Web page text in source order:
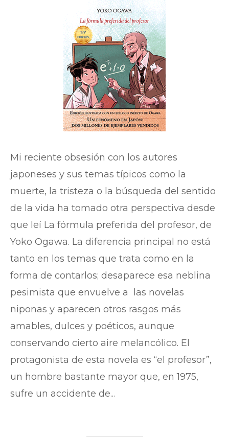
Mi reciente obsesión con los autores
japoneses y sus temas típicos como la
muerte, la tristeza o la búsqueda del sentido
de la vida ha tomado otra perspectiva desde
que leí La fórmula preferida del profesor, de
Yoko Ogawa. La diferencia principal no está
tanto en los temas que trata como en la
forma de contarlos; desaparece esa neblina
pesimista que envuelve a las novelas
niponas y aparecen otros rasgos más
amables, dulces y poéticos, aunque
conservando cierto aire melancólico. El
protagonista de esta novela es “el profesor”,
un hombre bastante mayor que, en 1975,
sufre un accidente de...